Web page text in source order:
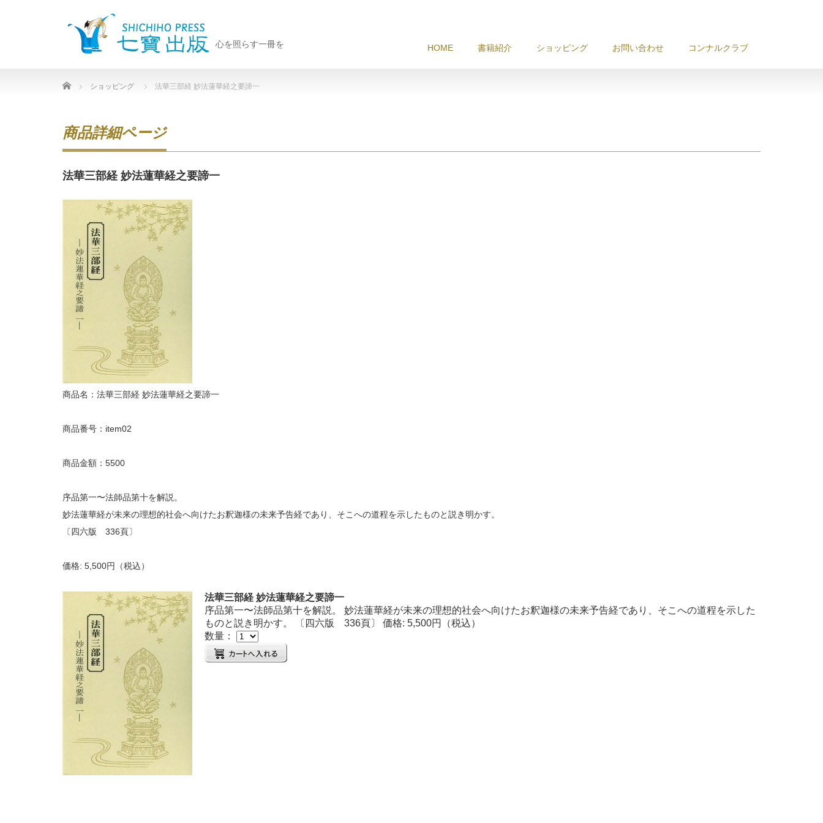
心を照らす一冊を HOME 書籍紹介 ショッピング お問い合わせ コンナルクラブ
Home ショッピング 法華三部経 妙法蓮華経之要諦一
商品詳細ページ
法華三部経 妙法蓮華経之要諦一
商品名：法華三部経 妙法蓮華経之要諦一
商品番号：item02
商品金額：5500
序品第一〜法師品第十を解説。
妙法蓮華経が未来の理想的社会へ向けたお釈迦様の未来予告経であり、そこへの道程を示したものと説き明かす。
〔四六版 336頁〕
価格: 5,500円（税込）
法華三部経 妙法蓮華経之要諦一
序品第一〜法師品第十を解説。 妙法蓮華経が未来の理想的社会へ向けたお釈迦様の未来予告経であり、そこへの道程を示した
ものと説き明かす。 〔四六版 336頁〕 価格: 5,500円（税込）
数量：